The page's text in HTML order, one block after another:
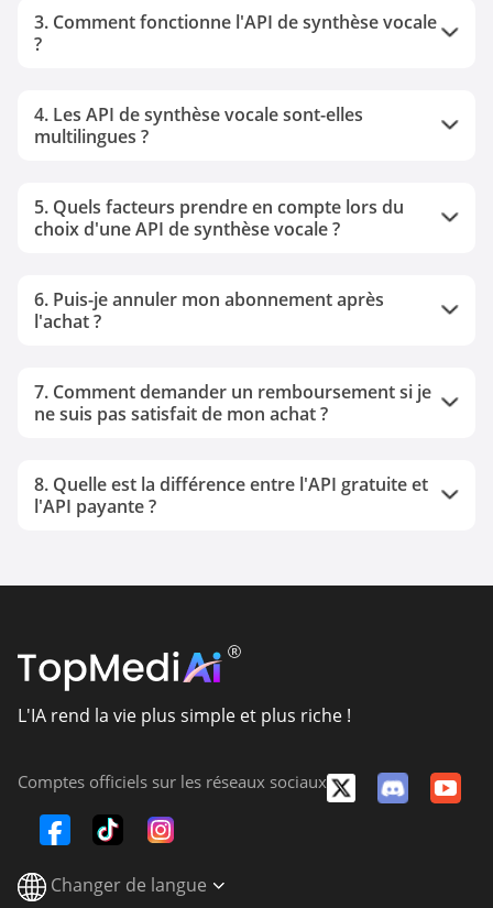
3. Comment fonctionne l'API de synthèse vocale
?
4. Les API de synthèse vocale sont-elles
multilingues ?
5. Quels facteurs prendre en compte lors du
choix d'une API de synthèse vocale ?
6. Puis-je annuler mon abonnement après
l'achat ?
7. Comment demander un remboursement si je
ne suis pas satisfait de mon achat ?
8. Quelle est la différence entre l'API gratuite et
l'API payante ?
L'IA rend la vie plus simple et plus riche !
Comptes officiels sur les réseaux sociaux
Changer de langue